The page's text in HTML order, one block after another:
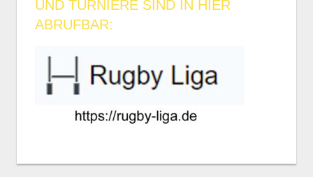
UND TURNIERE SIND IN HIER
ABRUFBAR: